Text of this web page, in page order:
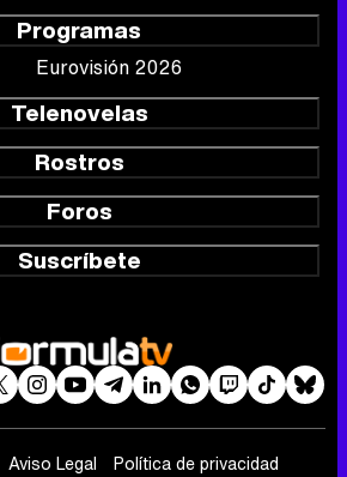
Programas
Eurovisión 2026
Telenovelas
Rostros
Foros
Suscríbete
Aviso Legal Política de privacidad